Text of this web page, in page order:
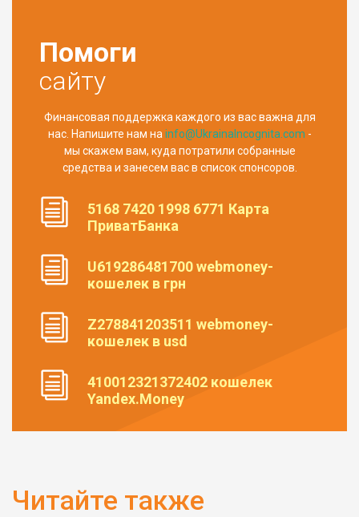
Помоги
сайту
Финансовая поддержка каждого из вас важна для
нас. Напишите нам на info@UkrainaIncognita.com -
мы скажем вам, куда потратили собранные
средства и занесем вас в список спонсоров.
5168 7420 1998 6771 Карта
ПриватБанка
U619286481700 webmoney-
кошелек в грн
Z278841203511 webmoney-
кошелек в usd
410012321372402 кошелек
Yandex.Money
Читайте также